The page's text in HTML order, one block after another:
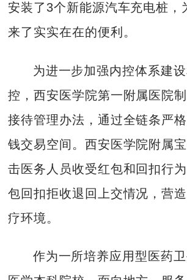
安装了3个新能源汽车充电桩，
来了实实在在的便利。
为进一步加强内控体系建
控，西安医学院第一附属医院
接待管理办法，通过全链条严
钱交易空间。西安医学院附属
击医务人员收受红包和回扣行
包回扣拒收退回上交情况，营
疗环境。
作为一所培养应用型医药